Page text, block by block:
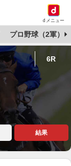
dメニュー
プロ野球（2軍）
6R
結果